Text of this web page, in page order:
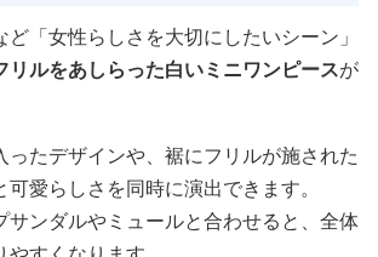
「女性らしさを大切にしたいシーン」
リルをあしらった白いミニワンピースが
ったデザインや、裾にフリルが施された
愛らしさを同時に演出できます。
サンダルやミュールと合わせると、全体